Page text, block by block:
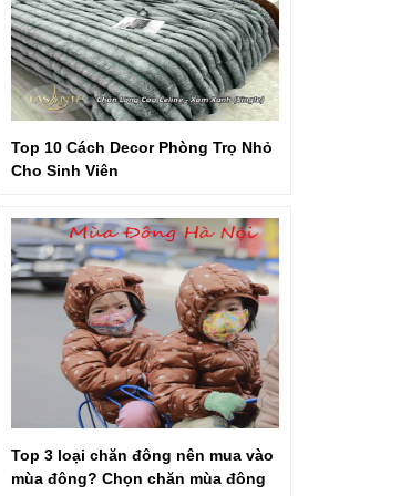
Top 10 Cách Decor Phòng Trọ Nhỏ
Cho Sinh Viên
Top 3 loại chăn đông nên mua vào
mùa đông? Chọn chăn mùa đông